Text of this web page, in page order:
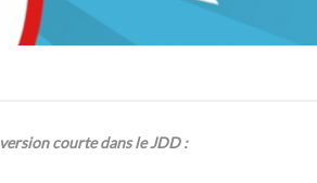
courte dans le JDD :